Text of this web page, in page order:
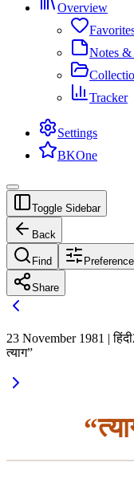
Overview
Notes
Tracker
Settings
BKOne
Toggle Sidebar
Back
Find
Share
23 November 1981 | हिंदी
त्याग”